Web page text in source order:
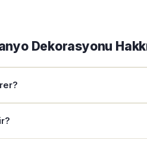
Dekorasyonu